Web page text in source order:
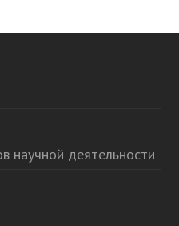
научной деятельности